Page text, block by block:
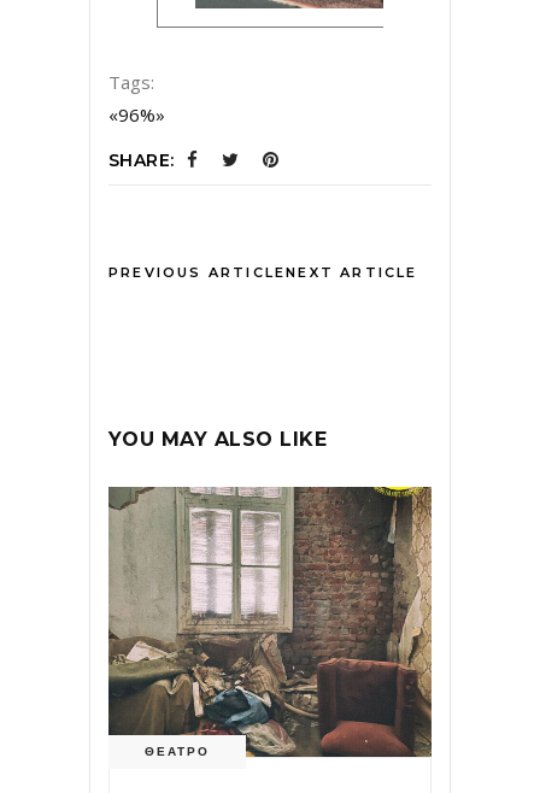
Tags:
«96%»
SHARE:
PREVIOUS ARTICLENEXT ARTICLE
YOU MAY ALSO LIKE
ΘΕΑΤΡΟ